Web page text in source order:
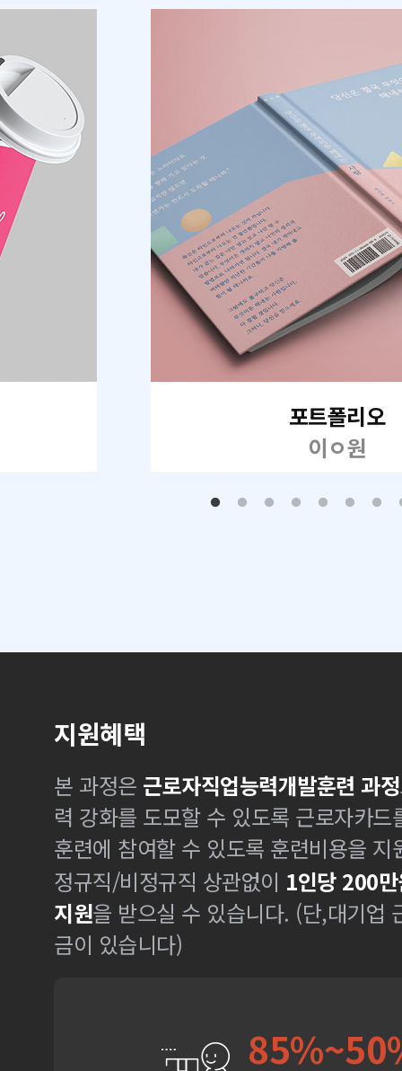
포트폴리오
이ㅇ원
지원혜택
본 과정은 근로자직업능력개발훈련 과정
력 강화를 도모할 수 있도록 근로자카
훈련에 참여할 수 있도록 훈련비용을 지
정규직/비정규직 상관없이 1인당 200
지원을 받으실 수 있습니다. (단,대기업
금이 있습니다)